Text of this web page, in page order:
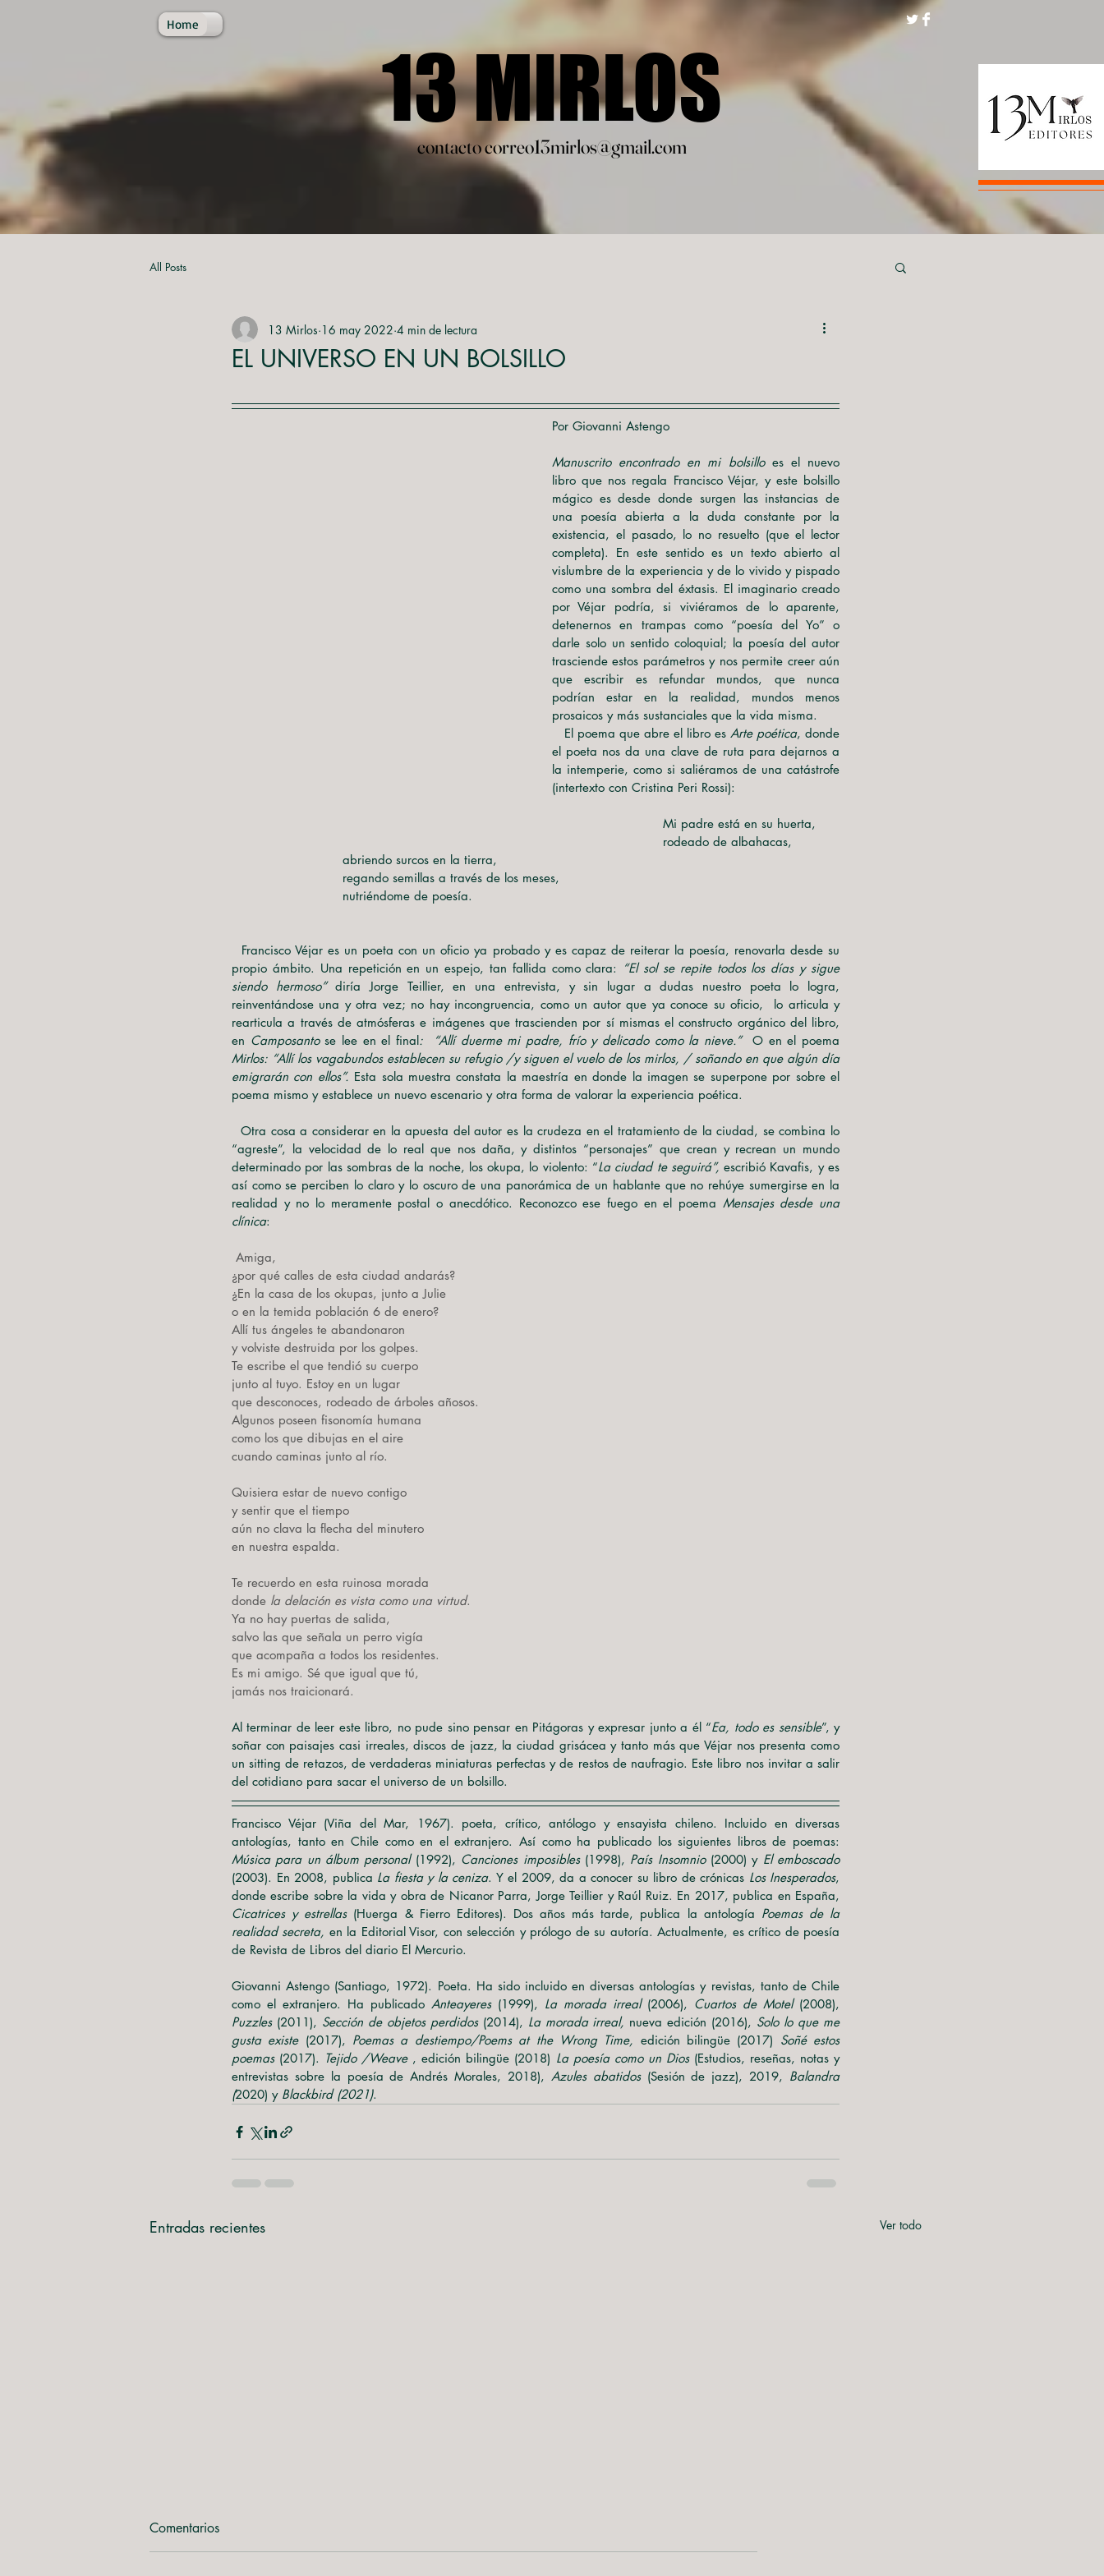
Home
13 MIRLOS
13 MIRLOS
contacto correo13mirlos@gmail.com
contacto correo13mirlos@gmail.com
correo13mirlos@gmail.com
All Posts
EL UNIVERSO EN UN BOLSILLO
13 Mirlos 16 may 2022 4 min de lectura
Por Giovanni Astengo
Manuscrito encontrado en mi bolsillo es el nuevo
libro que nos regala Francisco Véjar, y este bolsillo
mágico es desde donde surgen las instancias de
una poesía abierta a la duda constante por la
existencia, el pasado, lo no resuelto (que el lector
completa). En este sentido es un texto abierto al
vislumbre de la experiencia y de lo vivido y pispado
como una sombra del éxtasis. El imaginario creado
por Véjar podría, si viviéramos de lo aparente,
detenernos en trampas como “poesía del Yo” o
darle solo un sentido coloquial; la poesía del autor
trasciende estos parámetros y nos permite creer aún
que escribir es refundar mundos, que nunca
podrían estar en la realidad, mundos menos
prosaicos y más sustanciales que la vida misma.
   El poema que abre el libro es
Arte poética, donde
el poeta nos da una clave de ruta para dejarnos a
la intemperie, como si saliéramos de una catástrofe
(intertexto con Cristina Peri Rossi):
                           Mi padre está en su huerta,
                           rodeado de albahacas,
                           abriendo surcos en la tierra,
                           regando semillas a través de los meses,
                           nutriéndome de poesía.
propio ámbito. Una repetición en un espejo, tan fallida como clara:
“El sol se repite todos los días y sigue
siendo hermoso” diría Jorge Teillier, en una entrevista, y sin lugar a dudas nuestro poeta lo logra,
reinventándose una y otra vez; no hay incongruencia, como un autor que ya conoce su oficio,  lo articula y
rearticula a través de atmósferas e imágenes que trascienden por sí mismas el constructo orgánico del libro,
en Camposanto se lee en el final:  “Allí duerme mi padre, frío y delicado como la nieve.” O en el poema
Mirlos: “Allí los vagabundos establecen su refugio /y siguen el vuelo de los mirlos, / soñando en que algún día
emigrarán con ellos”. Esta sola muestra constata la maestría en donde la imagen se superpone por sobre el
poema mismo y establece un nuevo escenario y otra forma de valorar la experiencia poética.
  Otra cosa a considerar en la apuesta del autor es la crudeza en el tratamiento de la ciudad, se combina lo
“agreste”, la velocidad de lo real que nos daña, y distintos “personajes” que crean y recrean un mundo
determinado por las sombras de la noche, los okupa, lo violento: “La ciudad te seguirá”, escribió Kavafis, y es
así como se perciben lo claro y lo oscuro de una panorámica de un hablante que no rehúye sumergirse en la
realidad y no lo meramente postal o anecdótico. Reconozco ese fuego en el poema Mensajes desde una
clínica:
Amiga,
¿por qué calles de esta ciudad andarás?
¿En la casa de los okupas, junto a Julie
o en la temida población 6 de enero?
Allí tus ángeles te abandonaron
y volviste destruida por los golpes.
Te escribe el que tendió su cuerpo
junto al tuyo. Estoy en un lugar
que desconoces, rodeado de árboles añosos.
Algunos poseen fisonomía humana
como los que dibujas en el aire
cuando caminas junto al río.
Quisiera estar de nuevo contigo
y sentir que el tiempo
aún no clava la flecha del minutero
en nuestra espalda.
Te recuerdo en esta ruinosa morada
donde la delación es vista como una virtud.
Ya no hay puertas de salida,
salvo las que señala un perro vigía
que acompaña a todos los residentes.
Es mi amigo. Sé que igual que tú,
jamás nos traicionará.
Al terminar de leer este libro, no pude sino pensar en Pitágoras y expresar junto a él “Ea, todo es sensible”, y
soñar con paisajes casi irreales, discos de jazz, la ciudad grisácea y tanto más que Véjar nos presenta como
un sitting de retazos, de verdaderas miniaturas perfectas y de restos de naufragio. Este libro nos invitar a salir
del cotidiano para sacar el universo de un bolsillo.
Francisco Véjar (Viña del Mar, 1967). poeta, crítico, antólogo y ensayista chileno. Incluido en diversas
Música para un álbum personal (1992), Canciones imposibles (1998), País Insomnio (2000) y El emboscado
(2003). En 2008, publica La fiesta y la ceniza. Y el 2009, da a conocer su libro de crónicas Los Inesperados,
Cicatrices y estrellas (Huerga & Fierro Editores). Dos años más tarde, publica la antología Poemas de la
realidad secreta, en la Editorial Visor, con selección y prólogo de su autoría. Actualmente, es crítico de poesía
de Revista de Libros del diario El Mercurio.
Giovanni Astengo (Santiago, 1972). Poeta. Ha sido incluido en diversas antologías y revistas, tanto de Chile
como el extranjero. Ha publicado Anteayeres (1999), La morada irreal (2006), Cuartos de Motel
Puzzles (2011), Sección de objetos perdidos (2014), La morada irreal, nueva edición (2016), Solo lo que me
gusta existe (2017), Poemas a destiempo/Poems at the Wrong Time, edición bilingüe (2017) Soñé estos
poemas (2017). Tejido /Weave , edición bilingüe (2018) La poesía como un Dios (Estudios, reseñas, notas y
entrevistas sobre la poesía de Andrés Morales, 2018), Azules abatidos (Sesión de jazz), 2019, Balandra
(2020) y Blackbird (2021).
Entradas recientes Ver todo
Comentarios